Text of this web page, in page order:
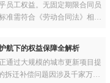
员工权益。无固定期限合同员
准需符合《劳动合同法》相关
航下的权益保障全解析
通过大规模的城市更新项目提
拆迁补偿问题因涉及千家万户